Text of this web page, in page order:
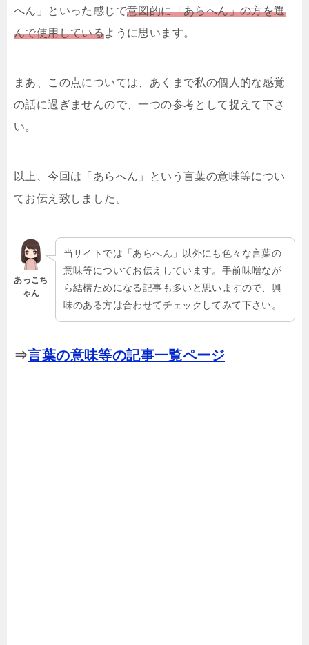
へん」といった感じで意図的に「あらへん」の方を選
んで使用しているように思います。
まあ、この点については、あくまで私の個人的な感覚
の話に過ぎませんので、一つの参考として捉えて下さ
い。
以上、今回は「あらへん」という言葉の意味等につい
てお伝え致しました。
あっこち
ゃん
当サイトでは「あらへん」以外にも色々な言葉の
意味等についてお伝えしています。手前味噌なが
ら結構ためになる記事も多いと思いますので、興
味のある方は合わせてチェックしてみて下さい。
⇒言葉の意味等の記事一覧ページ